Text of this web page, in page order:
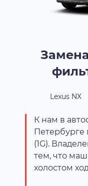
Lexus NX
К нам в
Петербурге
(1G).
тем, что
холостом